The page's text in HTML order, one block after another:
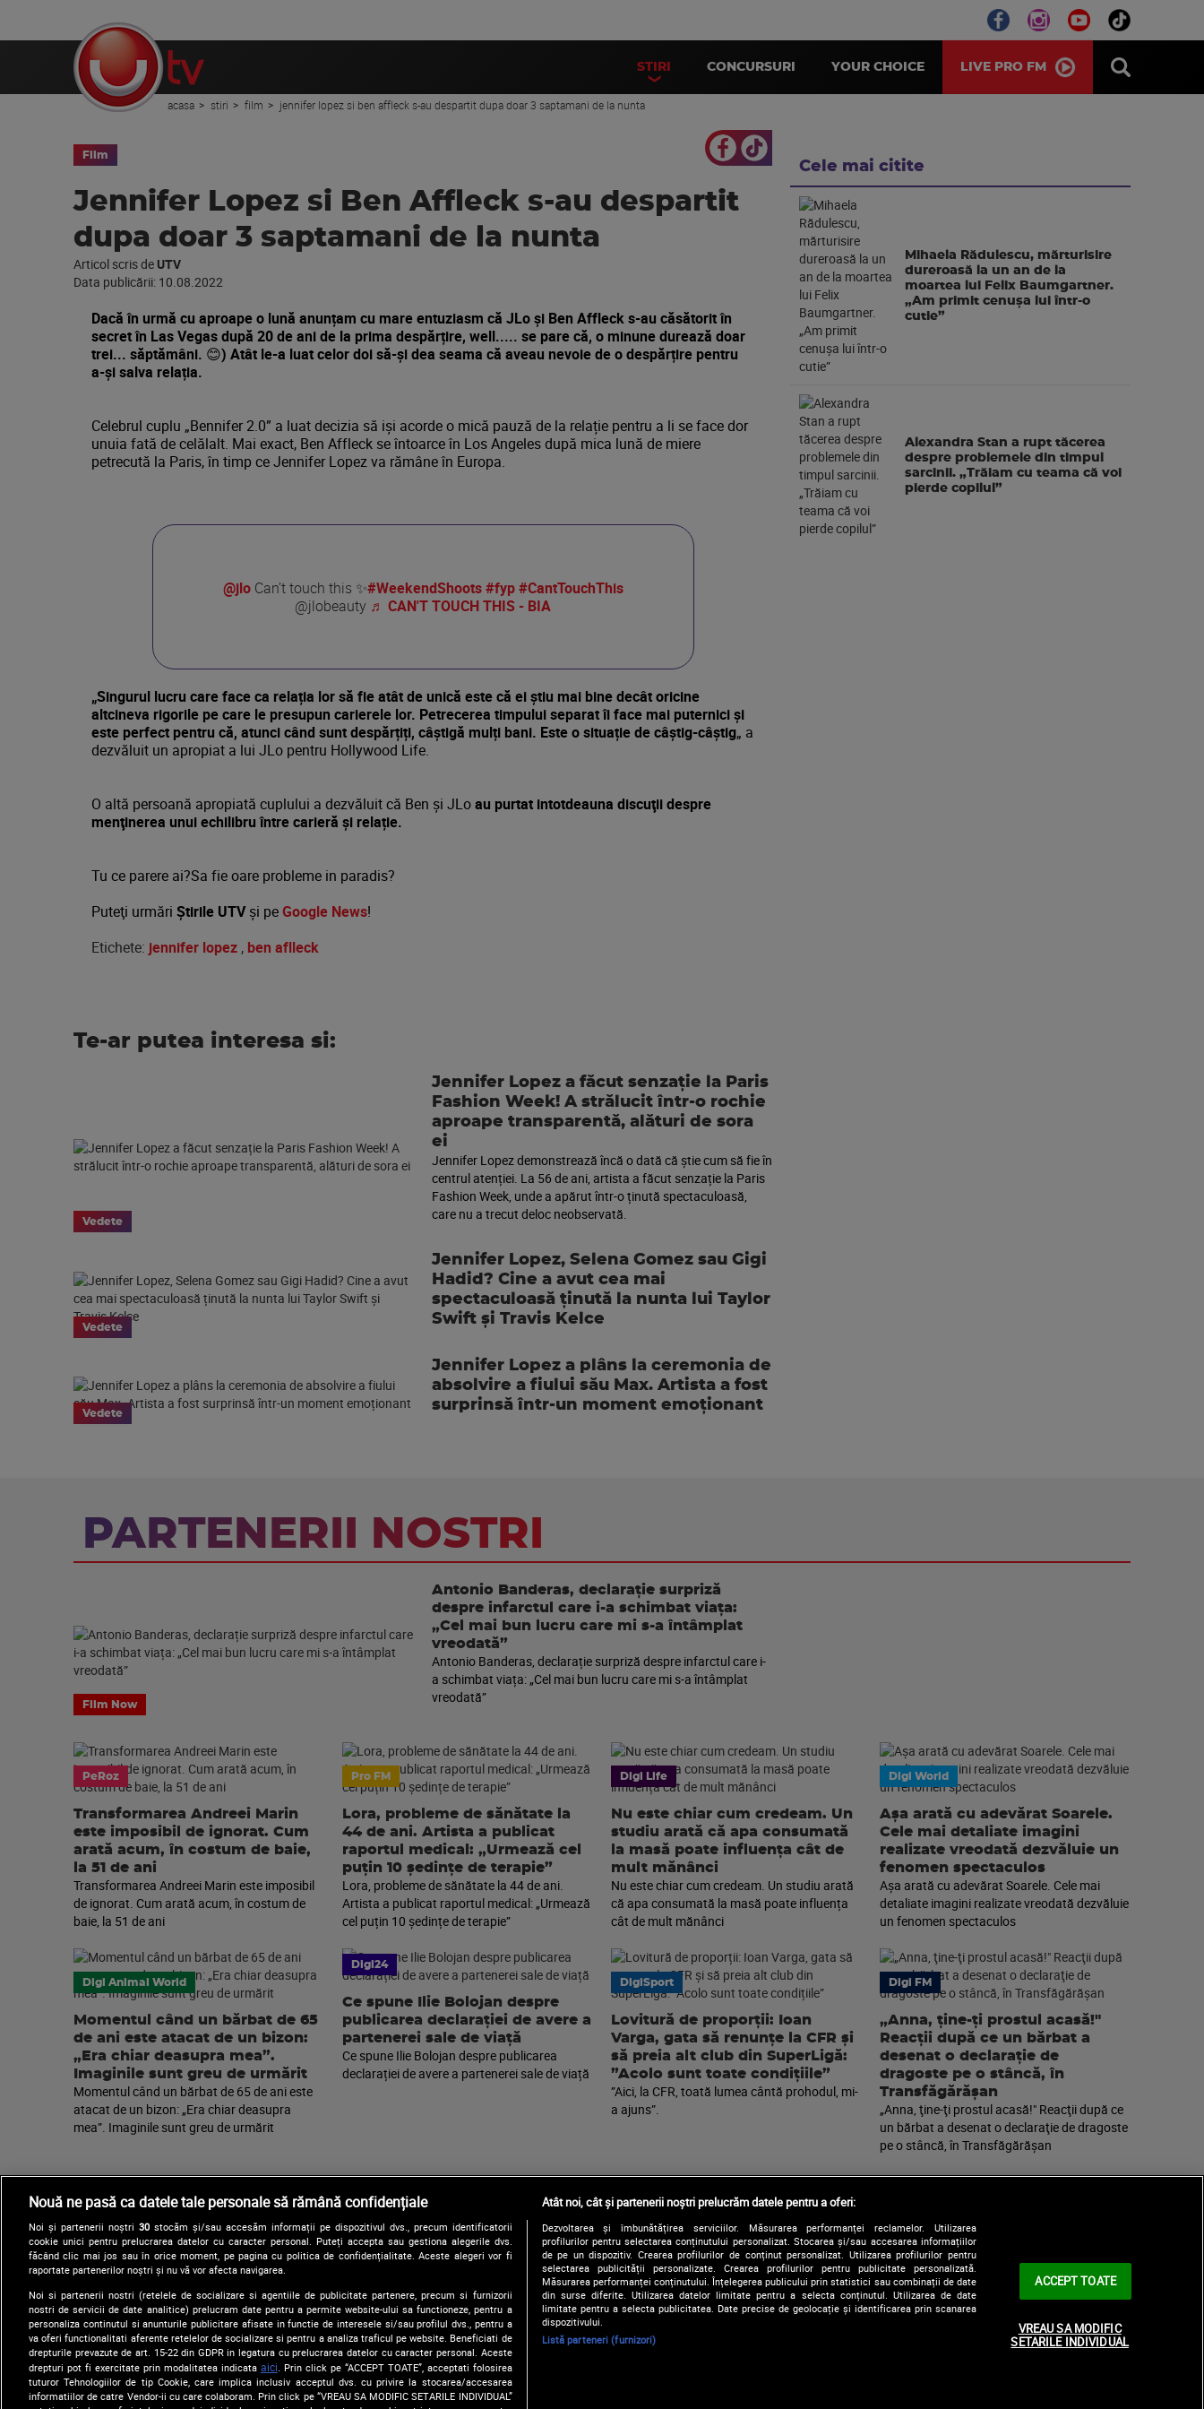
STIRI CONCURSURI YOUR CHOICE LIVE PRO FM
acasa stiri film jennifer lopez si ben affleck s-au despartit dupa doar 3 saptamani de la nunta
Film
Jennifer Lopez si Ben Affleck s-au despartit
dupa doar 3 saptamani de la nunta
Articol scris de UTV
Data publicării: 10.08.2022
Dacă în urmă cu aproape o lună anunțam cu mare entuziasm că JLo și Ben Affleck s-au căsătorit în
secret în Las Vegas după 20 de ani de la prima despărțire, well..... se pare că, o minune durează doar
trei... săptămâni. 😊) Atât le-a luat celor doi să-și dea seama că aveau nevoie de o despărțire pentru
a-și salva relația.
Celebrul cuplu „Bennifer 2.0” a luat decizia să iși acorde o mică pauză de la relație pentru a li se face dor
unuia fată de celălalt. Mai exact, Ben Affleck se întoarce în Los Angeles după mica lună de miere
petrecută la Paris, în timp ce Jennifer Lopez va rămâne în Europa.
@jloCan’t touch this ✨#WeekendShoots #fyp #CantTouchThis
@jlobeauty ♬ CAN'T TOUCH THIS - BIA
„Singurul lucru care face ca relația lor să fie atât de unică este că ei știu mai bine decât oricine
altcineva rigorile pe care le presupun carierele lor. Petrecerea timpului separat îi face mai puternici și
este perfect pentru că, atunci când sunt despărțiți, câștigă mulți bani. Este o situație de câștig-câștig„ a
dezvăluit un apropiat a lui JLo pentru Hollywood Life.
O altă persoană apropiată cuplului a dezvăluit că Ben și JLoau purtat intotdeauna discuţii despre
menţinerea unui echilibru între carieră și relație.
Tu ce parere ai?Sa fie oare probleme in paradis?
Puteţi urmări Știrile UTVşi peGoogle News!
Etichete: jennifer lopez , ben aflleck
Cele mai citite
Mihaela Rădulescu, mărturisire
dureroasă la un an de la
moartea lui Felix Baumgartner.
„Am primit cenușa lui într-o
cutie”
Alexandra Stan a rupt tăcerea
despre problemele din timpul
sarcinii. „Trăiam cu teama că voi
pierde copilul”
Te-ar putea interesa si:
Vedete
Jennifer Lopez a făcut senzație la Paris
Fashion Week! A strălucit într-o rochie
aproape transparentă, alături de sora
ei
Jennifer Lopez demonstrează încă o dată că știe cum să fie în
centrul atenției. La 56 de ani, artista a făcut senzație la Paris
Fashion Week, unde a apărut într-o ținută spectaculoasă,
care nu a trecut deloc neobservată.
Vedete
Jennifer Lopez, Selena Gomez sau Gigi
Hadid? Cine a avut cea mai
spectaculoasă ținută la nunta lui Taylor
Swift și Travis Kelce
Vedete
Jennifer Lopez a plâns la ceremonia de
absolvire a fiului său Max. Artista a fost
surprinsă într-un moment emoționant
PARTENERII NOSTRI
Film Now
Antonio Banderas, declarație surpriză
despre infarctul care i-a schimbat viața:
„Cel mai bun lucru care mi s-a întâmplat
vreodată”
Antonio Banderas, declarație surpriză despre infarctul care i-
a schimbat viața: „Cel mai bun lucru care mi s-a întâmplat
vreodată”
PeRoz
Transformarea Andreei Marin
este imposibil de ignorat. Cum
arată acum, în costum de baie,
la 51 de ani
Transformarea Andreei Marin este imposibil
de ignorat. Cum arată acum, în costum de
baie, la 51 de ani
Pro FM
Lora, probleme de sănătate la
44 de ani. Artista a publicat
raportul medical: „Urmează cel
puțin 10 ședințe de terapie”
Lora, probleme de sănătate la 44 de ani.
Artista a publicat raportul medical: „Urmează
cel puțin 10 ședințe de terapie”
Digi Life
Nu este chiar cum credeam. Un
studiu arată că apa consumată
la masă poate influența cât de
mult mănânci
Nu este chiar cum credeam. Un studiu arată
că apa consumată la masă poate influența
cât de mult mănânci
Digi World
Așa arată cu adevărat Soarele.
Cele mai detaliate imagini
realizate vreodată dezvăluie un
fenomen spectaculos
Așa arată cu adevărat Soarele. Cele mai
detaliate imagini realizate vreodată dezvăluie
un fenomen spectaculos
Digi Animal World
Momentul când un bărbat de 65
de ani este atacat de un bizon:
„Era chiar deasupra mea”.
Imaginile sunt greu de urmărit
Momentul când un bărbat de 65 de ani este
atacat de un bizon: „Era chiar deasupra
mea”. Imaginile sunt greu de urmărit
Digi24
Ce spune Ilie Bolojan despre
publicarea declarației de avere a
partenerei sale de viață
Ce spune Ilie Bolojan despre publicarea
declarației de avere a partenerei sale de viață
DigiSport
Lovitură de proporții: Ioan
Varga, gata să renunțe la CFR și
să preia alt club din SuperLigă:
”Acolo sunt toate condițiile”
”Aici, la CFR, toată lumea cântă prohodul, mi-
a ajuns”.
Digi FM
„Anna, ţine-ţi prostul acasă!"
Reacţii după ce un bărbat a
desenat o declaraţie de
dragoste pe o stâncă, în
Transfăgărăşan
„Anna, ţine-ţi prostul acasă!" Reacţii după ce
un bărbat a desenat o declaraţie de dragoste
pe o stâncă, în Transfăgărăşan
Urmărește-ne și pe:
Copyright © 2026 / DIGI ROMANIA S.A.
Arhiva
Comunicate de presă Politica de confidentialitate Termeni si conditii Gestionați preferințele| Contact/Info Codul etic
Nouă ne pasă ca datele tale personale să rămână confidențiale
Noi și partenerii noștri 30stocăm și/sau accesăm informații pe dispozitivul dvs., precum identificatorii
cookie unici pentru prelucrarea datelor cu caracter personal. Puteți accepta sau gestiona alegerile dvs.
făcând clic mai jos sau în orice moment, pe pagina cu politica de confidențialitate. Aceste alegeri vor fi
raportate partenerilor noștri și nu vă vor afecta navigarea.
Noi si partenerii nostri (retelele de socializare si agentiile de publicitate partenere, precum si furnizorii
nostri de servicii de date analitice) prelucram date pentru a permite website-ului sa functioneze, pentru a
personaliza continutul si anunturile publicitare afisate in functie de interesele si/sau profilul dvs., pentru a
va oferi functionalitati aferente retelelor de socializare si pentru a analiza traficul pe website. Beneficiati de
drepturile prevazute de art. 15-22 din GDPR in legatura cu prelucrarea datelor cu caracter personal. Aceste
drepturi pot fi exercitate prin modalitatea indicata aici . Prin click pe “ACCEPT TOATE”, acceptati folosirea
tuturor Tehnologiilor de tip Cookie, care implica inclusiv acceptul dvs. cu privire la stocarea/accesarea
informatiilor de catre Vendor-ii cu care colaboram. Prin click pe “VREAU SA MODIFIC SETARILE INDIVIDUAL”
Atât noi, cât și partenerii noștri prelucrăm datele pentru a oferi:
Dezvoltarea și îmbunătățirea serviciilor. Măsurarea performanței reclamelor. Utilizarea
profilurilor pentru selectarea conținutului personalizat. Stocarea și/sau accesarea informațiilor
de pe un dispozitiv. Crearea profilurilor de conținut personalizat. Utilizarea profilurilor pentru
selectarea publicității personalizate. Crearea profilurilor pentru publicitate personalizată.
Măsurarea performanței conținutului. Înțelegerea publicului prin statistici sau combinații de date
din surse diferite. Utilizarea datelor limitate pentru a selecta conținutul. Utilizarea de date
limitate pentru a selecta publicitatea. Date precise de geolocație și identificarea prin scanarea
dispozitivului.
Listă parteneri (furnizori)
ACCEPT TOATE
VREAU SA MODIFIC
SETARILE INDIVIDUAL